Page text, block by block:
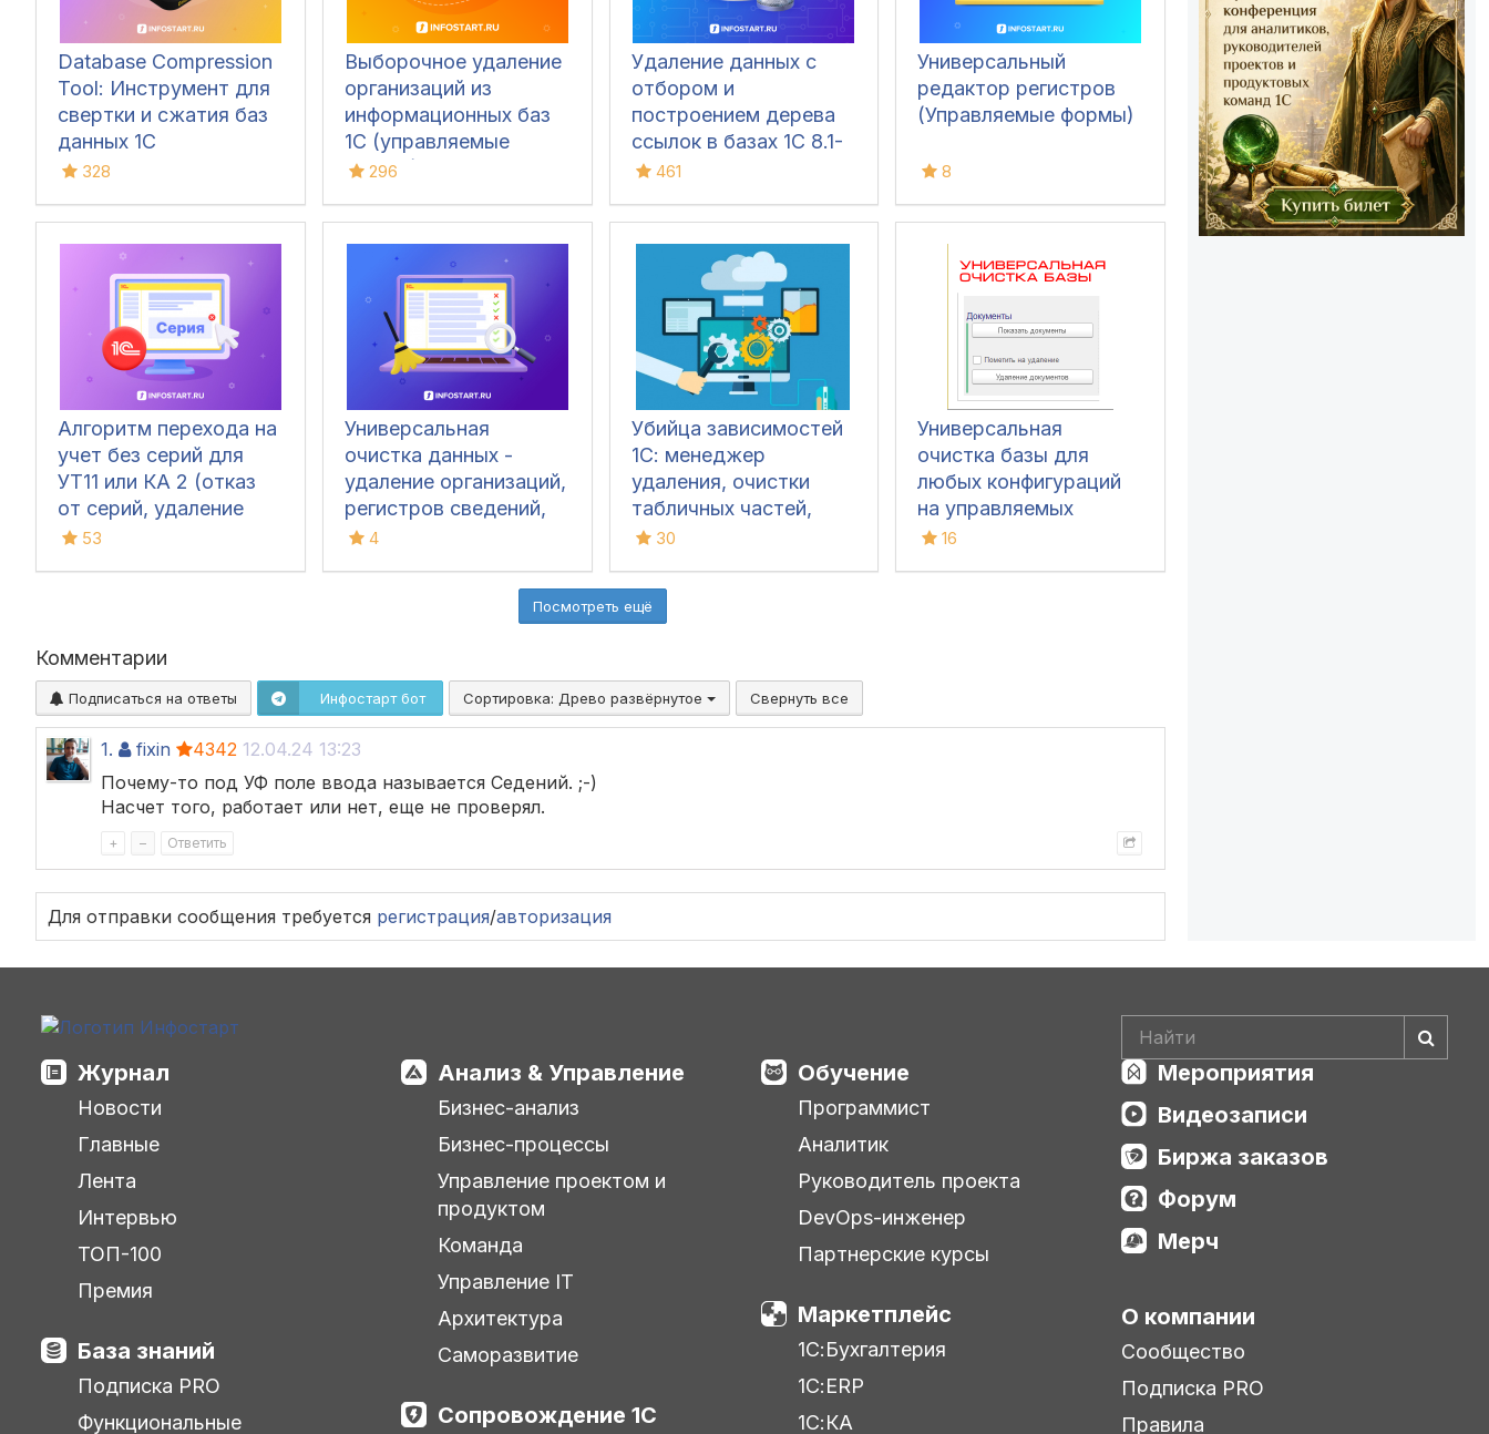
Database Compression
Tool: Инструмент для
свертки и сжатия баз
данных 1С
328
Выборочное удаление
организаций из
информационных баз
1С (управляемые
формы), с удалением
эти организации
данных
296
Удаление данных с
отбором и
построением дерева
ссылок в базах 1С 8.1-
8.3 УТ 11/10.3, БП 2/3,
УНФ 1.6/3.0, Розница
2/3
461
Универсальный
редактор регистров
(Управляемые формы)
8
Алгоритм перехода на
учет без серий для
УТ11 или КА 2 (отказ
от серий, удаление
серий, отмена серий,
53
Универсальная
очистка данных -
удаление организаций,
регистров сведений,
универсальное сжатие
4
Убийца зависимостей
1С: менеджер
удаления, очистки
табличных частей,
замены и пометки
с каскадной очисткой,
бекапами и полной
Обычный интерфейс)
30
Универсальная
очистка базы для
любых конфигураций
на управляемых
формах
16
Посмотреть ещё
Комментарии
Подписаться на ответы Инфостарт бот Сортировка: Древо развёрнутое Свернуть все
1. fixin 4342 12.04.24 13:23
Почему-то под УФ поле ввода называется Седений. ;-)
Насчет того, работает или нет, еще не проверял.
+ – Ответить
Для отправки сообщения требуется регистрация/авторизация
Журнал
Новости
Главные
Лента
Интервью
ТОП-100
Премия
База знаний
Подписка PRO
Функциональные
Анализ & Управление
Бизнес-анализ
Бизнес-процессы
Управление проектом и
продуктом
Команда
Управление IT
Архитектура
Саморазвитие
Сопровождение 1С
Обучение
Программист
Аналитик
Руководитель проекта
DevOps-инженер
Партнерские курсы
Маркетплейс
1С:Бухгалтерия
1С:ERP
1С:КА
Мероприятия
Видеозаписи
Биржа заказов
Форум
Мерч
О компании
Сообщество
Подписка PRO
Правила